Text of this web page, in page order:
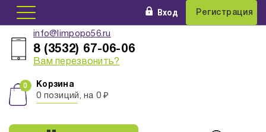
Вход Регистрация
info@limpopo56.ru
8 (3532) 67-06-06
Вам перезвонить?
Корзина
0 позиций, на 0 ₽